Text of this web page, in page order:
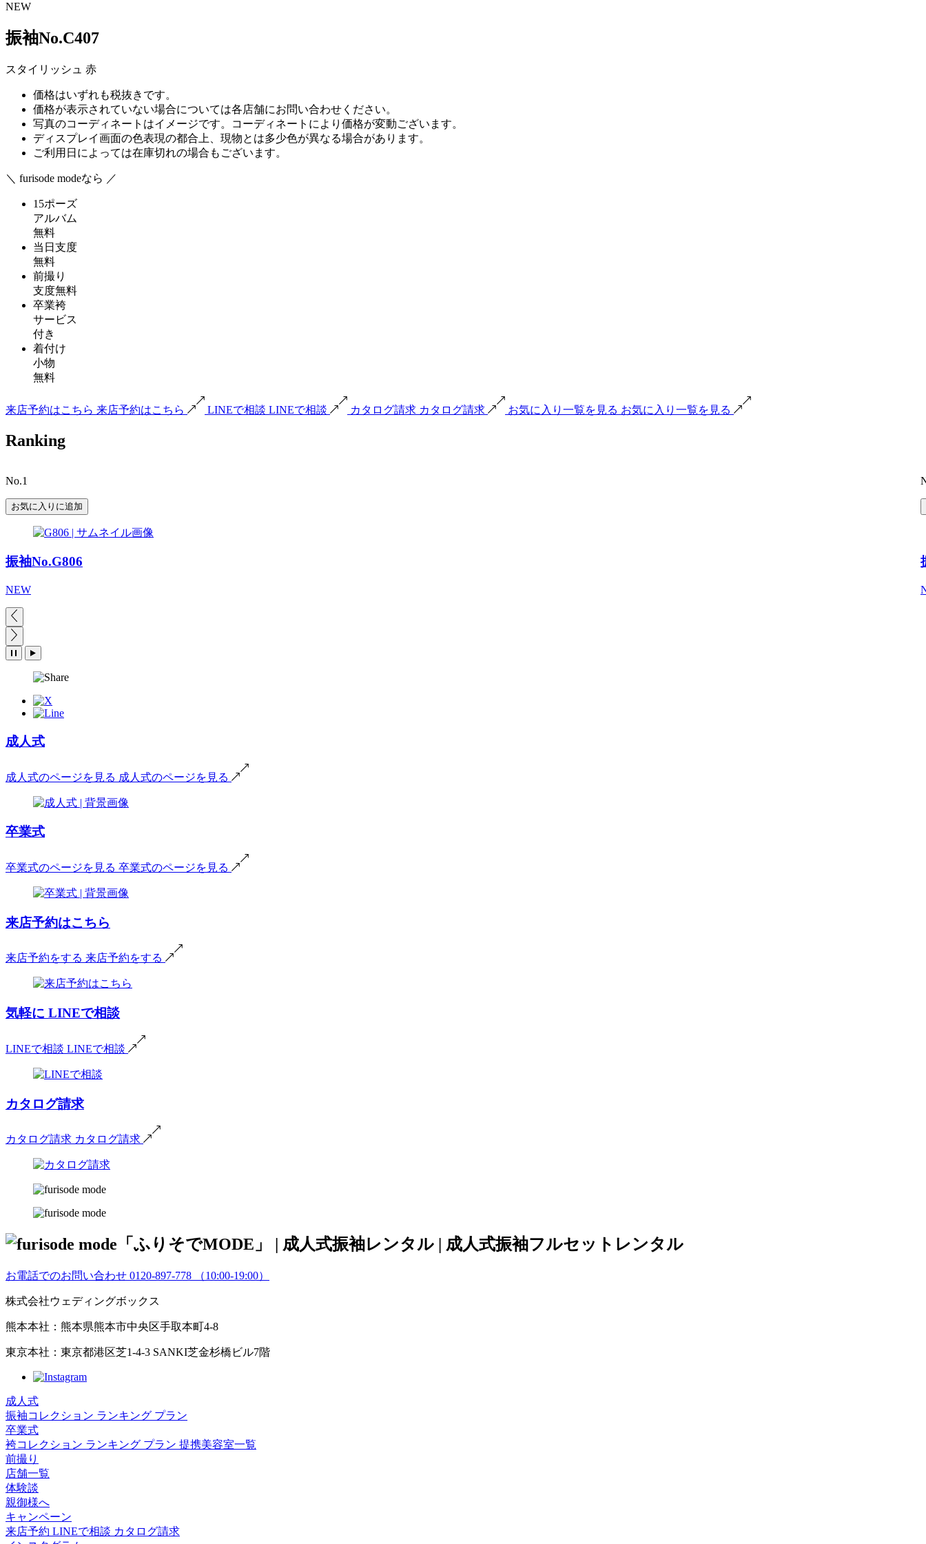
NEW
振袖No.C407
スタイリッシュ 赤
価格はいずれも税抜きです。
価格が表示されていない場合については各店舗にお問い合わせください。
写真のコーディネートはイメージです。コーディネートにより価格が変動ございます。
ディスプレイ画面の色表現の都合上、現物とは多少色が異なる場合があります。
ご利用日によっては在庫切れの場合もございます。
＼ furisode modeなら ／
15ポーズ
アルバム
無料
当日支度
無料
前撮り
支度無料
卒業袴
サービス
付き
着付け
小物
無料
来店予約はこちら 来店予約はこちら LINEで相談 LINEで相談 カタログ請求 カタログ請求 お気に入り一覧を見る お気に入り一覧を見る
Ranking
No.1
お気に入りに追加
振袖No.G806
NEW
成人式
成人式のページを見る 成人式のページを見る
卒業式
卒業式のページを見る 卒業式のページを見る
来店予約はこちら
来店予約をする 来店予約をする
気軽に LINEで相談
LINEで相談 LINEで相談
カタログ請求
カタログ請求 カタログ請求
お電話でのお問い合わせ 0120-897-778 （10:00-19:00）
株式会社ウェディングボックス
熊本本社：熊本県熊本市中央区手取本町4-8
東京本社：東京都港区芝1-4-3 SANKI芝金杉橋ビル7階
成人式
振袖コレクション ランキング プラン
卒業式
袴コレクション ランキング プラン 提携美容室一覧
前撮り
店舗一覧
体験談
親御様へ
キャンペーン
来店予約 LINEで相談 カタログ請求